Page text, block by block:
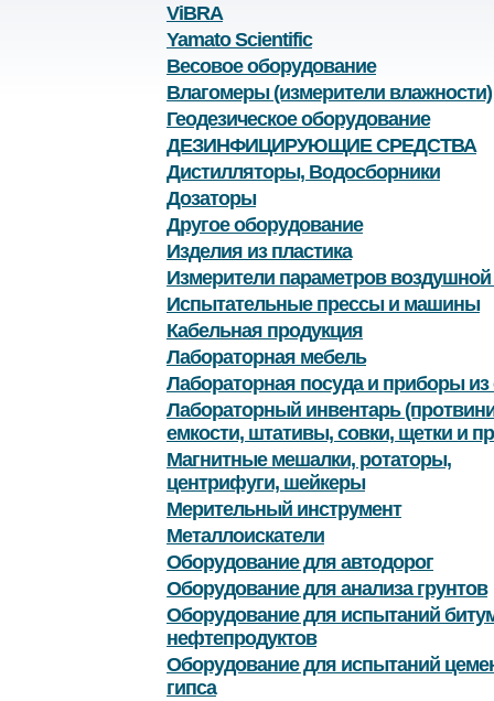
ViBRA
Yamato Scientific
Весовое оборудование
Влагомеры (измерители влажности)
Геодезическое оборудование
ДЕЗИНФИЦИРУЮЩИЕ СРЕДСТВА
Дистилляторы, Водосборники
Дозаторы
Другое оборудование
Изделия из пластика
Измерители параметров
Испытательные прессы и машины
Кабельная продукция
Лабораторная мебель
Лабораторная посуда и приборы из
Лабораторный инвентарь
емкости, штативы, совки, щетки и
Магнитные мешалки, ротаторы,
центрифуги, шейкеры
Мерительный инструмент
Металлоискатели
Оборудование для автодорог
Оборудование для анализа грунтов
Оборудование для испытаний
нефтепродуктов
Оборудование для испытаний
гипса